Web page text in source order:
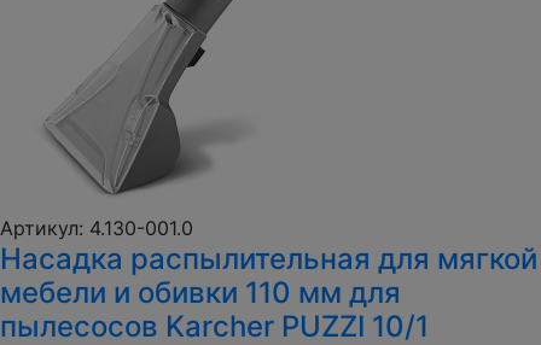
Артикул: 4.130-001.0
Насадка распылительная для мягкой
мебели и обивки 110 мм для
пылесосов Karcher PUZZI 10/1